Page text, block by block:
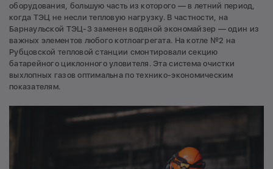
оборудования, большую часть из которого — в летний период,
когда ТЭЦ не несли тепловую нагрузку. В частности, на
Барнаульской ТЭЦ-3 заменен водяной экономайзер — один из
важных элементов любого котлоагрегата. На котле №2 на
Рубцовской тепловой станции смонтировали секцию
батарейного циклонного уловителя. Эта система очистки
выхлопных газов оптимальна по технико-экономическим
показателям.